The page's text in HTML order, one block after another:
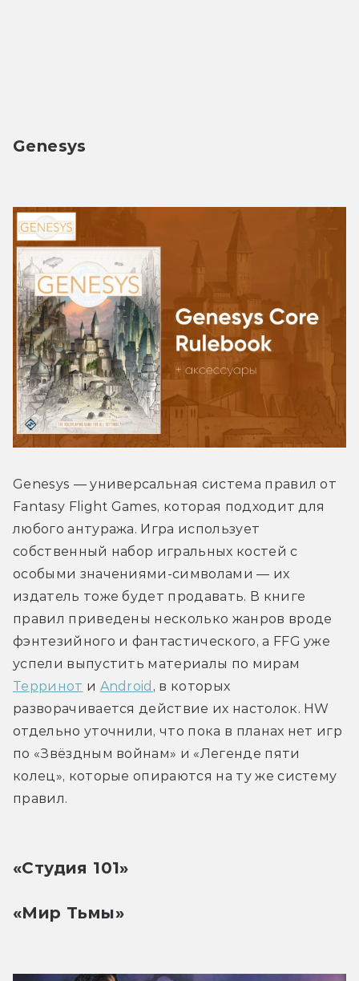
Genesys
Genesys — универсальная система правил от
Fantasy Flight Games, которая подходит для
любого антуража. Игра использует
собственный набор игральных костей с
особыми значениями-символами — их
издатель тоже будет продавать. В книге
правил приведены несколько жанров вроде
фэнтезийного и фантастического, а FFG уже
Терринот и Android , в которых
разворачивается действие их настолок. HW
отдельно уточнили, что пока в планах нет игр
по «Звёздным войнам» и «Легенде пяти
колец», которые опираются на ту же систему
правил.
«Студия 101»
«Мир Тьмы»